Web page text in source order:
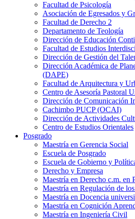
Facultad de Psicología
Asociación de Egresados y
Facultad de Derecho 2
Departamento de Teología
Dirección de Educación
Facultad de Estudios
Dirección de Gestión del
Dirección Académica de
(DAPE)
Facultad de Arquitectura y
Centro de Asesoría Pastoral
Dirección de Comunicación
Cachimbo PUCP (OCAI)
Dirección de Actividades
Centro de Estudios Orientales
Posgrado
Maestría en Gerencia Social
Escuela de Posgrado
Escuela de Gobierno y
Derecho y Empresa
Maestría en Derecho c.m. en
Maestría en Regulación de
Maestría en Docencia
Maestría en Cognición
Maestría en Ingeniería Civil